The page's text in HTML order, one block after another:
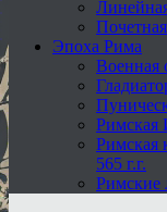
Эпоха Рима
Военная
Римская
Римская
565 г.г.
Римские